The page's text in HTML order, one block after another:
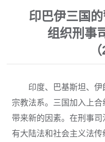
印巴伊三国
组织刑事
印度、巴基斯坦、
宗教法系。三国加入上
带来新的因素。在刑事
有大陆法和社会主义法